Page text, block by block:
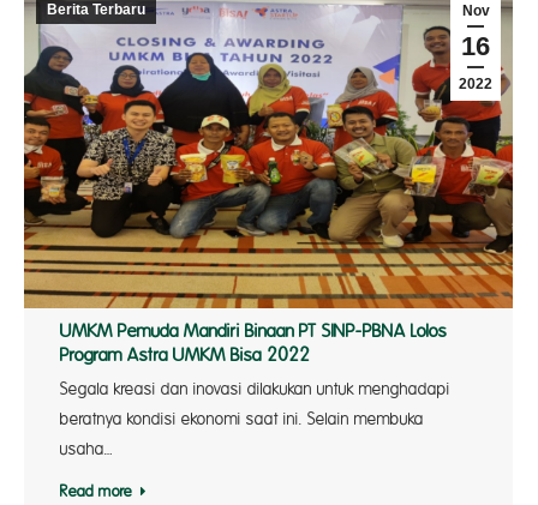
Nov
16
2022
Berita Terbaru
UMKM Pemuda Mandiri Binaan PT SINP-PBNA Lolos
Program Astra UMKM Bisa 2022
Segala kreasi dan inovasi dilakukan untuk menghadapi
beratnya kondisi ekonomi saat ini. Selain membuka
usaha…
Read more